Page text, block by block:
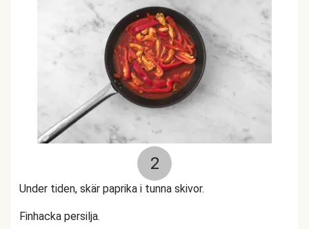
2
Under tiden, skär paprika i tunna skivor.
Finhacka persilja.